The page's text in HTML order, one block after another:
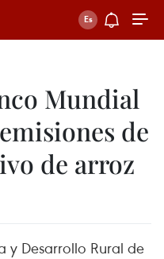
Mundial
de
de arroz
y Desarrollo Rural de